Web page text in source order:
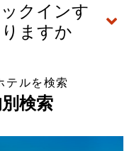
クインす
ますか
テルを検索
検索